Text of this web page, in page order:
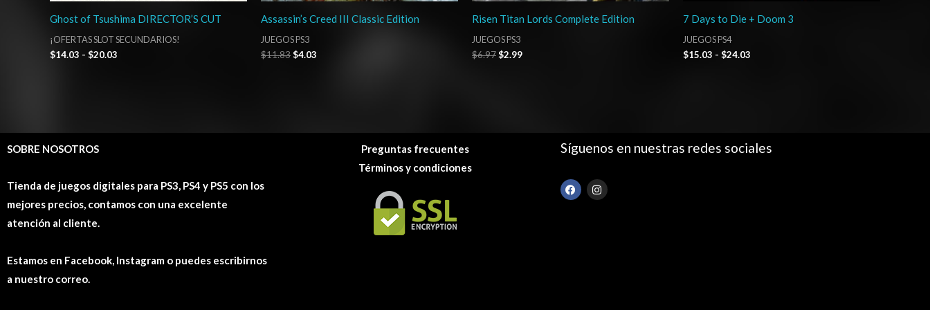
Ghost of Tsushima DIRECTOR’S CUT
¡OFERTAS SLOT SECUNDARIOS!
$14.03 - $20.03
Assassin’s Creed III Classic Edition
JUEGOS PS3
$11.83$4.03
Risen Titan Lords Complete Edition
JUEGOS PS3
$6.97$2.99
7 Days to Die + Doom 3
JUEGOS PS4
$15.03 - $24.03
SOBRE NOSOTROS
Tienda de juegos digitales para PS3, PS4 y PS5 con los
mejores precios, contamos con una excelente
atención al cliente.
Estamos en Facebook, Instagram o puedes escribirnos
a nuestro correo.
Preguntas frecuentes
Términos y condiciones
Síguenos en nuestras redes sociales
F
a
I
n